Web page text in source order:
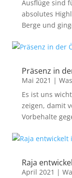
Ausflüge sind
absolutes
Berge und
Präsenz in
Mai 2021 |
Es ist uns
zeigen, damit
Vorbehalte
Raja
April 2021 |